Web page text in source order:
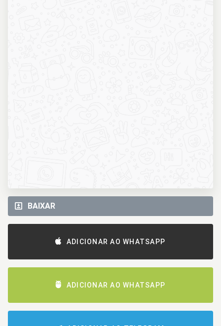
BAIXAR
ADICIONAR AO WHATSAPP
ADICIONAR AO WHATSAPP